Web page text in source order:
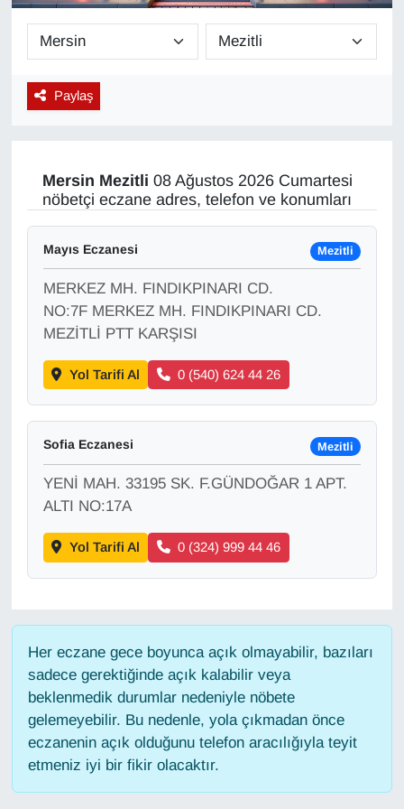
Paylaş
Mersin Mezitli 08 Ağustos 2026 Cumartesi
nöbetçi eczane adres, telefon ve konumları
Mayıs Eczanesi Mezitli
MERKEZ MH. FINDIKPINARI CD.
NO:7F MERKEZ MH. FINDIKPINARI CD.
MEZİTLİ PTT KARŞISI
Yol Tarifi Al 0 (540) 624 44 26
Sofia Eczanesi Mezitli
YENİ MAH. 33195 SK. F.GÜNDOĞAR 1 APT.
ALTI NO:17A
Yol Tarifi Al 0 (324) 999 44 46
Her eczane gece boyunca açık olmayabilir, bazıları
sadece gerektiğinde açık kalabilir veya
beklenmedik durumlar nedeniyle nöbete
gelemeyebilir. Bu nedenle, yola çıkmadan önce
eczanenin açık olduğunu telefon aracılığıyla teyit
etmeniz iyi bir fikir olacaktır.
Diğer
DÜNYA
EKONOMİ
Eleman
Emlak
En çok konuşulanlar
Güncel
Gündem
Haber
HABERDE İNSAN
İngilizce
Kadın
Kamu Alımları
Kim Kimdir?
Kültür & Sanat